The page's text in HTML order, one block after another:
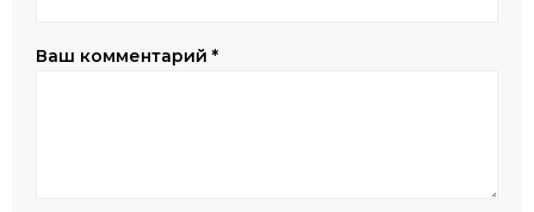
Ваш комментарий *